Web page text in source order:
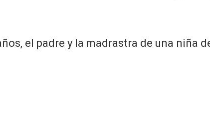
el padre y la madrastra de una niña